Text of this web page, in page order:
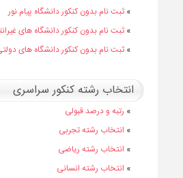
» ثبت نام بدون کنکور دانشگاه پیام نور
» ثبت نام بدون کنکور دانشگاه های
» ثبت نام بدون کنکور دانشگاه های
انتخاب رشته کنکور سراسری
» رتبه و درصد قبولی
» انتخاب رشته تجربی
» انتخاب رشته ریاضی
» انتخاب رشته انسانی